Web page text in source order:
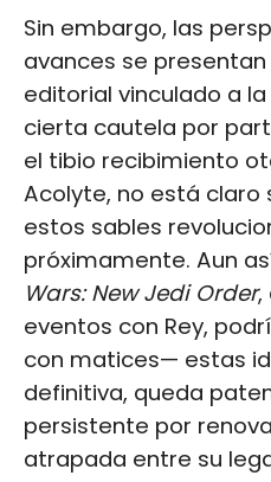
Sin embargo, las
avances se
editorial vinculado a
cierta cautela por
el tibio recibimiento
Acolyte, no está claro
estos sables
próximamente. Aun
Wars: New Jedi Order,
eventos con Rey,
con matices— estas
definitiva, queda
persistente por
atrapada entre su